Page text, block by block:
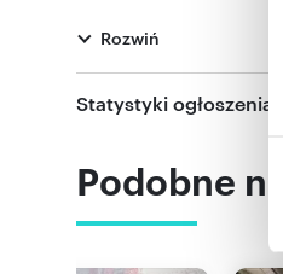
miejsce parkingowe:
Kaucja: trzymiesięczna
Recepcja
Monitoring
Budynek jest doskonale
Rozwiń
Statystyki ogłoszenia:
Podobne